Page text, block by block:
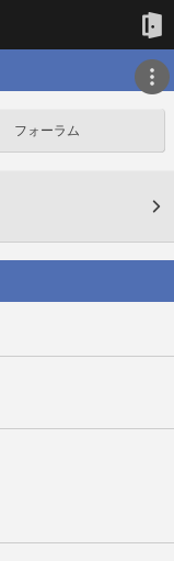
フォーラム